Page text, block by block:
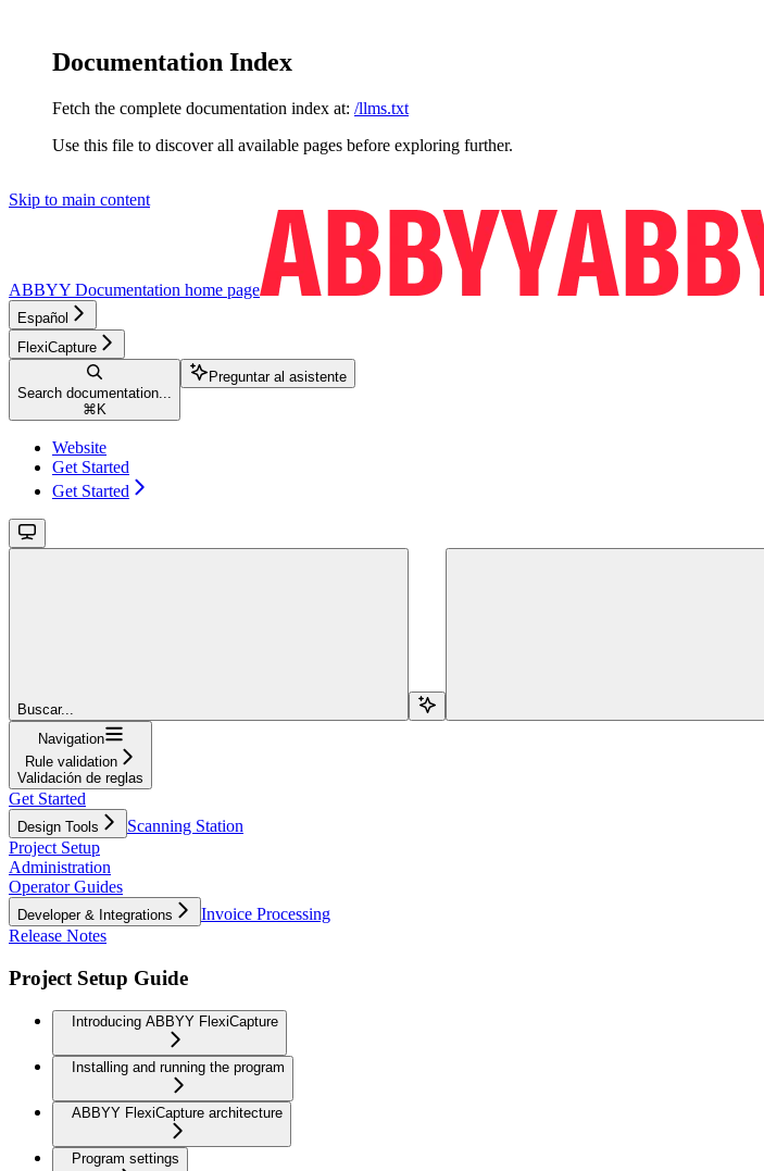
Documentation Index
Fetch the complete documentation index at: /llms.txt
Use this file to discover all available pages before exploring further.
Skip to main content
ABBYY Documentation home page
Español
FlexiCapture
Search documentation...
⌘ K
Preguntar al asistente
Website
Get Started
Get Started
Buscar...
Navigation
Rule validation
Validación de reglas
Get Started
Design Tools
Scanning Station
Project Setup
Administration
Operator Guides
Developer & Integrations
Invoice Processing
Release Notes
Project Setup Guide
Introducing ABBYY FlexiCapture
Installing and running the program
ABBYY FlexiCapture architecture
Program settings